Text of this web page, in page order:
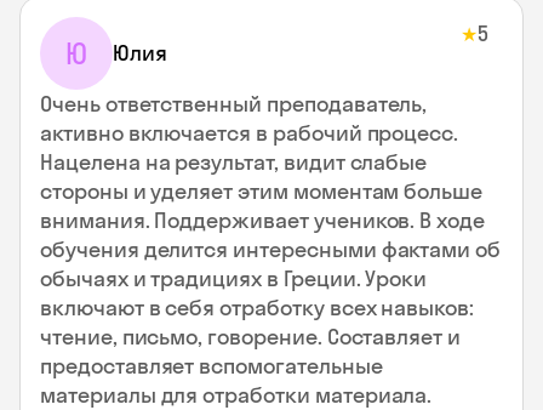
Ю Юлия
★5
Очень ответственный преподаватель,
активно включается в рабочий процесс.
Нацелена на результат, видит слабые
стороны и уделяет этим моментам больше
внимания. Поддерживает учеников. В ходе
обучения делится интересными фактами об
обычаях и традициях в Греции. Уроки
включают в себя отработку всех навыков:
чтение, письмо, говорение. Составляет и
предоставляет вспомогательные
материалы для отработки материала.